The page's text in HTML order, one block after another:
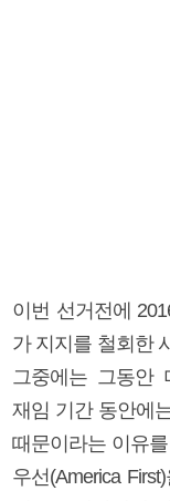
이번 선거전에
가 지지를 철회한
그중에는 그동안
재임 기간 동안에
때문이라는 이유
우선(America